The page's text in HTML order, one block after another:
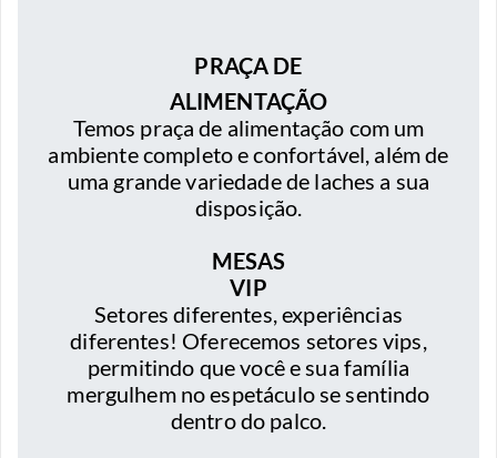
PRAÇA DE
ALIMENTAÇÃO
Temos praça de alimentação com um
ambiente completo e confortável, além de
uma grande variedade de laches a sua
disposição.
MESAS
VIP
Setores diferentes, experiências
diferentes! Oferecemos setores vips,
permitindo que você e sua família
mergulhem no espetáculo se sentindo
dentro do palco.